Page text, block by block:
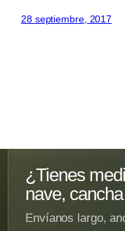
28 septiembre, 2017
¿Tienes
nave,
Envíanos largo,